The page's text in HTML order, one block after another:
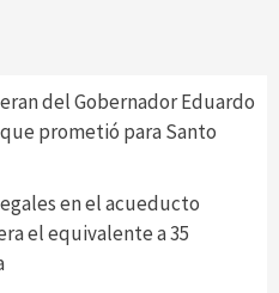
del Gobernador Eduardo
que prometió para Santo
en el acueducto
el equivalente a 35